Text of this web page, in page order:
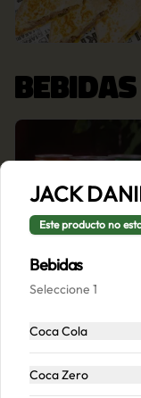
BEBIDAS
JACK
Este producto no
Bebidas
Seleccione 1
Coca Cola
Coca Zero